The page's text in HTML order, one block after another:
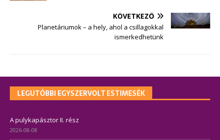
KÖVETKEZŐ
Planetáriumok – a hely, ahol a csillagokkal
ismerkedhetünk
LEGUTÓBBI EGYSZERVOLT ESTIMESÉK
A pulykapásztor II. rész
2026-08-08